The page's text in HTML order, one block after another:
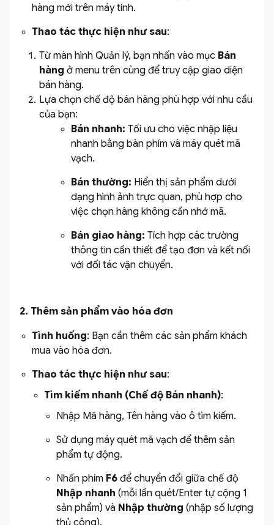
hàng mới trên máy tính.
Thao tác thực hiện như sau:
Từ màn hình Quản lý, bạn nhấn vào mục Bán
hàng ở menu trên cùng để truy cập giao diện
bán hàng.
Lựa chọn chế độ bán hàng phù hợp với nhu cầu
của bạn:
Bán nhanh: Tối ưu cho việc nhập liệu
nhanh bằng bàn phím và máy quét mã
vạch.
Bán thường: Hiển thị sản phẩm dưới
dạng hình ảnh trực quan, phù hợp cho
việc chọn hàng không cần nhớ mã.
Bán giao hàng: Tích hợp các trường
thông tin cần thiết để tạo đơn và kết nối
với đối tác vận chuyển.
2. Thêm sản phẩm vào hóa đơn
Tình huống: Bạn cần thêm các sản phẩm khách
mua vào hóa đơn.
Thao tác thực hiện như sau:
Tìm kiếm nhanh (Chế độ Bán nhanh):
Nhập Mã hàng, Tên hàng vào ô tìm kiếm.
Sử dụng máy quét mã vạch để thêm sản
phẩm tự động.
Nhấn phím F6 để chuyển đổi giữa chế độ
Nhập nhanh (mỗi lần quét/Enter tự cộng 1
sản phẩm) và Nhập thường (nhập số lượng
thủ công).